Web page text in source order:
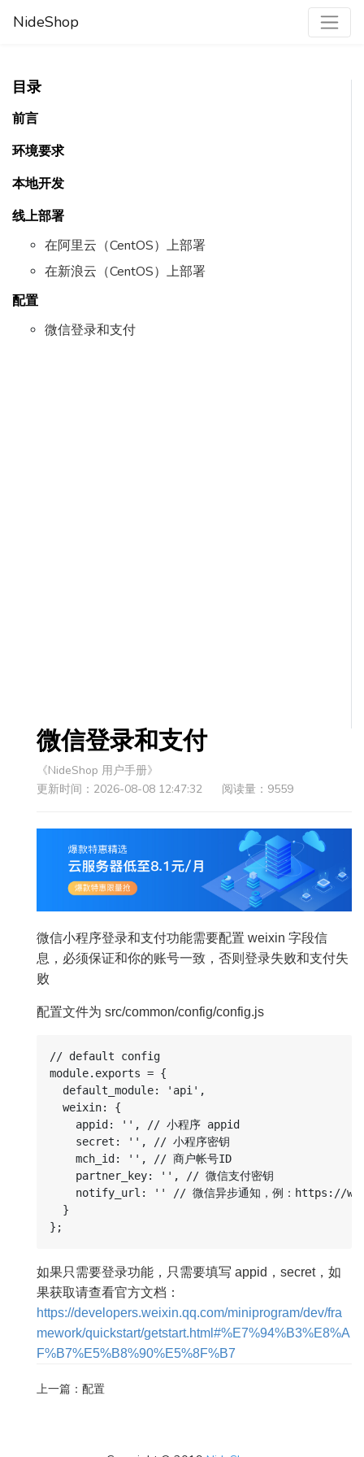
NideShop
目录
前言
环境要求
本地开发
线上部署
在阿里云（CentOS）上部署
在新浪云（CentOS）上部署
配置
微信登录和支付
微信登录和支付
《NideShop 用户手册》
更新时间：2026-08-08 12:47:32
阅读量：9559
微信小程序登录和支付功能需要配置 weixin 字段信
息，必须保证和你的账号一致，否则登录失败和支付失
败
配置文件为 src/common/config/config.js
// default config
module.exports = {
  default_module: 'api',
  weixin: {
    appid: '', // 小程序 appid
    secret: '', // 小程序密钥
    mch_id: '', // 商户帐号ID
    partner_key: '', // 微信支付密钥
notify_url: '' // 微信异步通知，例：https://
  }
如果只需要登录功能，只需要填写 appid，secret，如
果获取请查看官方文档：
https://developers.weixin.qq.com/miniprogram/dev/fra
mework/quickstart/getstart.html#%E7%94%B3%E8%A
F%B7%E5%B8%90%E5%8F%B7
上一篇：配置